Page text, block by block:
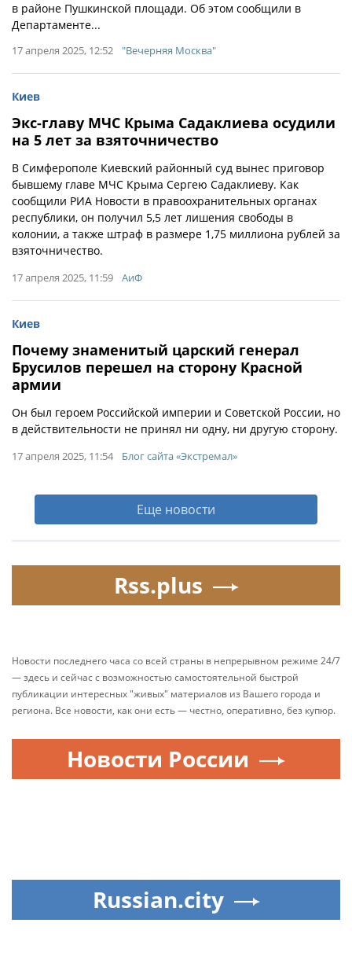
в районе Пушкинской площади. Об этом сообщили в
Департаменте...
17 апреля 2025, 12:52 "Вечерняя Москва"
Киев
Экс-главу МЧС Крыма Садаклиева осудили
на 5 лет за взяточничество
В Симферополе Киевский районный суд вынес приговор
бывшему главе МЧС Крыма Сергею Садаклиеву. Как
сообщили РИА Новости в правоохранительных органах
республики, он получил 5,5 лет лишения свободы в
колонии, а также штраф в размере 1,75 миллиона рублей за
взяточничество.
17 апреля 2025, 11:59 АиФ
Киев
Почему знаменитый царский генерал
Брусилов перешел на сторону Красной
армии
Он был героем Российской империи и Советской России, но
в действительности не принял ни одну, ни другую сторону.
17 апреля 2025, 11:54 Блог сайта «Экстремал»
Еще новости
Rss.plus
Новости последнего часа со всей страны в непрерывном режиме 24/7
— здесь и сейчас с возможностью самостоятельной быстрой
публикации интересных "живых" материалов из Вашего города и
региона. Все новости, как они есть — честно, оперативно, без купюр.
Новости России
Russian.city